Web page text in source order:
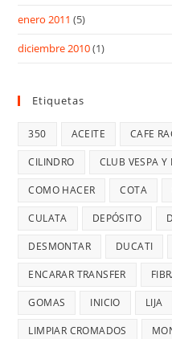
enero 2011 (5)
diciembre 2010(1)
Etiquetas
350 ACEITE CAFE
CILINDRO CLUB VESPA
COMO HACER COTA
CULATA DEPÓSITO
DESMONTAR DUCATI
ENCARAR TRANSFER
GOMAS INICIO LIJA
LIMPIAR CROMADOS